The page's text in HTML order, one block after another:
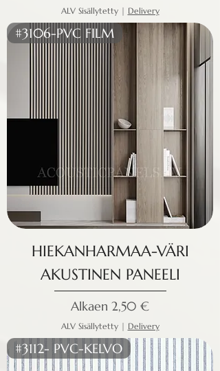
ALV Sisällytetty| Delivery
#3106-PVC FILM
HIEKANHARMAA-VÄRI
AKUSTINEN PANEELI
Alkaen 2,50 €
Alehinta
ALV Sisällytetty| Delivery
#3112- PVC-KELVO